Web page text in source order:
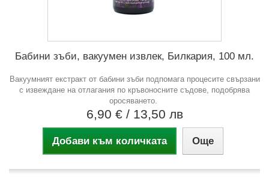
Бабини зъби, вакуумен извлек, Билкария, 100 мл.
Вакуумният екстракт от бабини зъби подпомага процесите свързани
с извеждане на отлагания по кръвоносните съдове, подобрява
оросяването.
6,90 € / 13,50 лв
Добави към количката Още